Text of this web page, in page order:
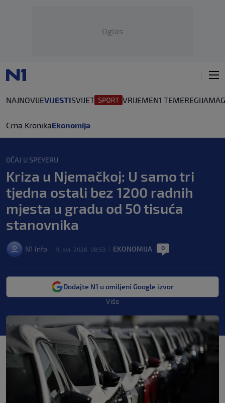
Oglas
NAJNOVIJEVIJESTISVIJET VRIJEMEN1 TEMEREGIJA
Crna KronikaEkonomija
OČAJ U SPEYERU
Kriza u Njemačkoj: U samo tri
tjedna ostali bez 1200 radnih
mjesta u gradu od 50 tisuća
stanovnika
N1 Info 11. svi. 2026. 08:53 EKONOMIJA 0
Dodajte N1 u omiljeni Google izvor
Više